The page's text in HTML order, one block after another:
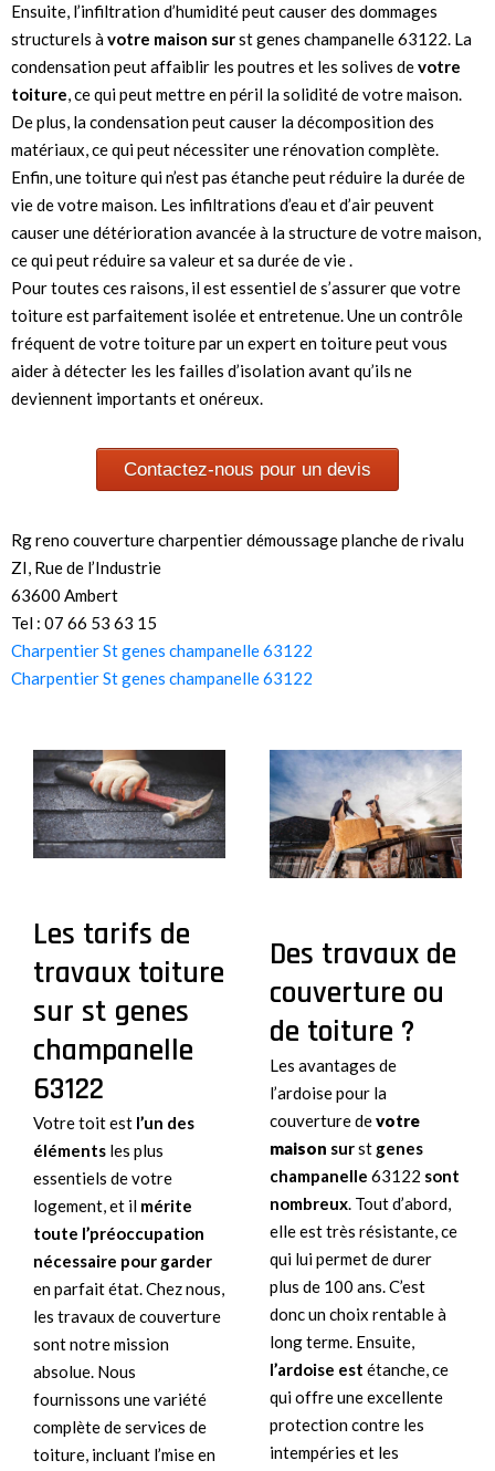
Ensuite, l’infiltration d’humidité peut causer des dommages
structurels àvotre maison surst genes champanelle 63122. La
condensation peut affaiblir les poutres et les solives devotre
toiture, ce qui peut mettre en péril la solidité de votre maison.
De plus, la condensation peut causer la décomposition des
matériaux, ce qui peut nécessiter une rénovation complète.
Enfin, une toiture qui n’est pas étanche peut réduire la durée de
vie de votre maison. Les infiltrations d’eau et d’air peuvent
causer une détérioration avancée à la structure de votre maison,
ce qui peut réduire sa valeur et sa durée de vie .
Pour toutes ces raisons, il est essentiel de s’assurer que votre
toiture est parfaitement isolée et entretenue. Une un contrôle
fréquent de votre toiture par un expert en toiture peut vous
aider à détecter les les failles d’isolation avant qu’ils ne
deviennent importants et onéreux.
Contactez-nous pour un devis
Rg reno couverture charpentier démoussage planche de rivalu
ZI, Rue de l’Industrie
63600 Ambert
Tel : 07 66 53 63 15
Charpentier St genes champanelle 63122
Charpentier St genes champanelle 63122
Les tarifs de
travaux toiture
sur st genes
champanelle
63122
Votre toit est l’un des
éléments les plus
essentiels de votre
logement, et il mérite
toute l’préoccupation
nécessaire pour garder
en parfait état. Chez nous,
les travaux de couverture
sont notre mission
absolue. Nous
fournissons une variété
complète de services de
toiture, incluant l’mise en
Des travaux de
couverture ou
de toiture ?
Les avantages de
l’ardoise pour la
couverture devotre
maison surst genes
champanelle 63122 sont
nombreux. Tout d’abord,
elle est très résistante, ce
qui lui permet de durer
plus de 100 ans. C’est
donc un choix rentable à
long terme. Ensuite,
l’ardoise est étanche, ce
qui offre une excellente
protection contre les
intempéries et les